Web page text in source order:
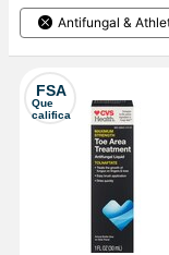
Antifungal &
FSA
Que
califica